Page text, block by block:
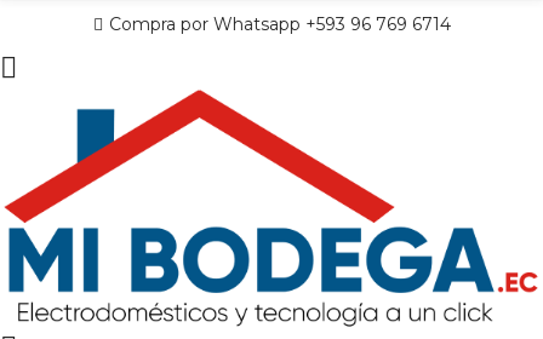
Compra por Whatsapp +593 96 769 6714